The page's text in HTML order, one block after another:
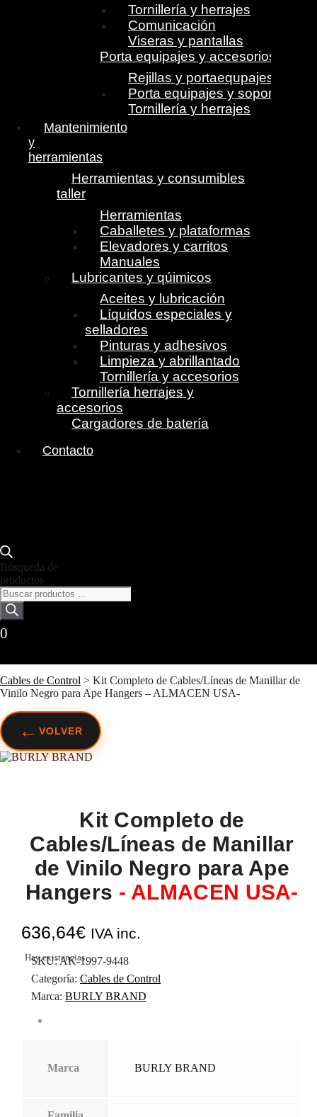
Cables de Control > Kit Completo de Cables/Líneas de Manillar de
Vinilo Negro para Ape Hangers – ALMACEN USA-
Tornillería y herrajes
Comunicación
Viseras y pantallas
Porta equipajes y accesorios
Rejillas y portaequpajes
Porta equipajes y soportes
Tornillería y herrajes
Mantenimiento
y
herramientas
Herramientas y consumibles
taller
Herramientas
Caballetes y plataformas
Elevadores y carritos
Manuales
Lubricantes y qúimicos
Aceites y lubricación
Líquidos especiales y
selladores
Pinturas y adhesivos
Limpieza y abrillantado
Tornillería y accesorios
Tornillería herrajes y
accesorios
Cargadores de batería
Contacto
Búsqueda de
productos
0
← VOLVER
Kit Completo de
Cables/Líneas de Manillar
de Vinilo Negro para Ape
Hangers - ALMACEN USA-
636,64€ IVA inc.
Hay existencias
SKU:AK-1997-9448
Categoría: Cables de Control
Marca: BURLY BRAND
Marca BURLY BRAND